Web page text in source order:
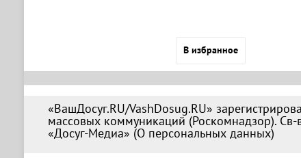
В избранное
«ВашДосуг.RU/VashDosug.RU»
массовых коммуникаций (Роскомнадзор).
«Досуг-Медиа» (О персональных данных)